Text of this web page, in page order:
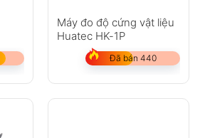
Máy đo độ cứng vật liệu
Huatec HK-1P
Đã bán 440